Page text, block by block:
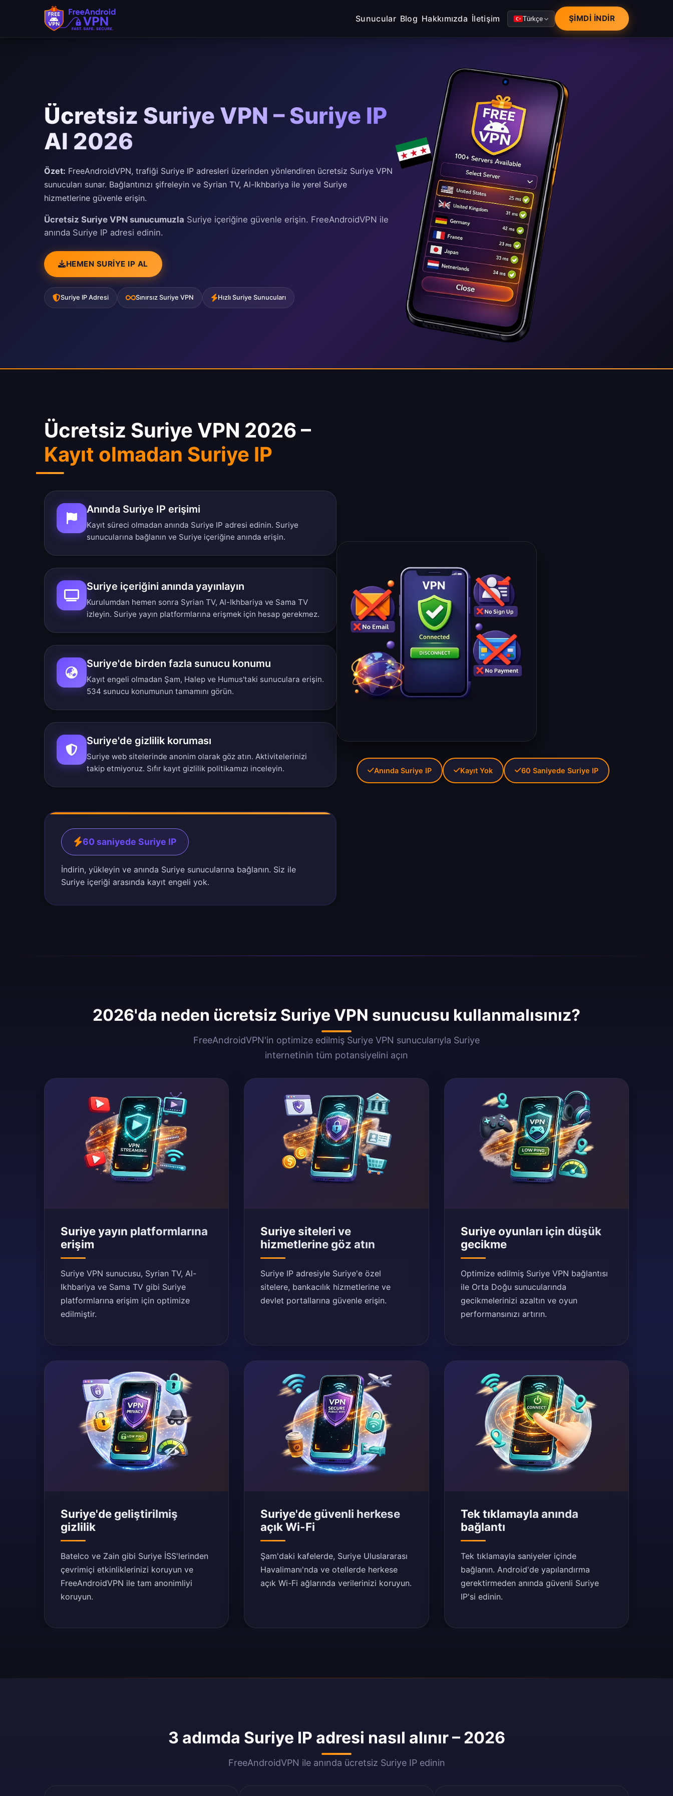
Sunucular Blog Hakkımızda İletişim Türkçe ŞIMDI İNDIR
Ücretsiz Suriye VPN – Suriye IP
Al 2026
Özet: FreeAndroidVPN, trafiği Suriye IP adresleri üzerinden yönlendiren ücretsiz Suriye VPN
sunucuları sunar. Bağlantınızı şifreleyin ve Syrian TV, Al-Ikhbariya ile yerel Suriye
hizmetlerine güvenle erişin.
Ücretsiz Suriye VPN sunucumuzla Suriye içeriğine güvenle erişin. FreeAndroidVPN ile
anında Suriye IP adresi edinin.
HEMEN SURIYE IP AL
Suriye IP Adresi Sınırsız Suriye VPN Hızlı Suriye Sunucuları
Ücretsiz Suriye VPN 2026 –
Kayıt olmadan Suriye IP
Anında Suriye IP erişimi
Kayıt süreci olmadan anında Suriye IP adresi edinin. Suriye
sunucularına bağlanın ve Suriye içeriğine anında erişin.
Suriye içeriğini anında yayınlayın
Kurulumdan hemen sonra Syrian TV, Al-Ikhbariya ve Sama TV
izleyin. Suriye yayın platformlarına erişmek için hesap gerekmez.
Suriye'de birden fazla sunucu konumu
Kayıt engeli olmadan Şam, Halep ve Humus'taki sunuculara erişin.
534 sunucu konumunun tamamını görün.
Suriye'de gizlilik koruması
Suriye web sitelerinde anonim olarak göz atın. Aktivitelerinizi
takip etmiyoruz. Sıfır kayıt gizlilik politikamızı inceleyin.
60 saniyede Suriye IP
İndirin, yükleyin ve anında Suriye sunucularına bağlanın. Siz ile
Suriye içeriği arasında kayıt engeli yok.
Anında Suriye IP Kayıt Yok 60 Saniyede Suriye IP
2026'da neden ücretsiz Suriye VPN sunucusu kullanmalısınız?
FreeAndroidVPN'in optimize edilmiş Suriye VPN sunucularıyla Suriye
internetinin tüm potansiyelini açın
Suriye yayın platformlarına
erişim
Suriye VPN sunucusu, Syrian TV, Al-
Ikhbariya ve Sama TV gibi Suriye
platformlarına erişim için optimize
edilmiştir.
Suriye siteleri ve
hizmetlerine göz atın
Suriye IP adresiyle Suriye'e özel
sitelere, bankacılık hizmetlerine ve
devlet portallarına güvenle erişin.
Suriye oyunları için düşük
gecikme
Optimize edilmiş Suriye VPN bağlantısı
ile Orta Doğu sunucularında
gecikmelerinizi azaltın ve oyun
performansınızı artırın.
Suriye'de geliştirilmiş
gizlilik
Batelco ve Zain gibi Suriye İSS'lerinden
çevrimiçi etkinliklerinizi koruyun ve
FreeAndroidVPN ile tam anonimliyi
koruyun.
Suriye'de güvenli herkese
açık Wi-Fi
Şam'daki kafelerde, Suriye Uluslararası
Havalimanı'nda ve otellerde herkese
açık Wi-Fi ağlarında verilerinizi koruyun.
Tek tıklamayla anında
bağlantı
Tek tıklamayla saniyeler içinde
bağlanın. Android'de yapılandırma
gerektirmeden anında güvenli Suriye
IP'si edinin.
3 adımda Suriye IP adresi nasıl alınır – 2026
FreeAndroidVPN ile anında ücretsiz Suriye IP edinin